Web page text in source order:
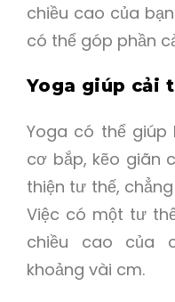
chiều cao của
có thể góp phần
Yoga giúp cải
Yoga có thể giúp
cơ bắp, kẽo giãn
thiện tư thế,
Việc có một tư
chiều cao của
khoảng vài cm.